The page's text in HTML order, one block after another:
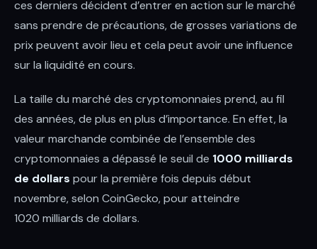
ces derniers décident d’entrer en action sur le marché
sans prendre de précautions, de grosses variations de
prix peuvent avoir lieu et cela peut avoir une influence
sur la liquidité en cours.
La taille du marché des cryptomonnaies prend, au fil
des années, de plus en plus d’importance. En effet, la
valeur marchande combinée de l’ensemble des
cryptomonnaies a dépassé le seuil de 1000 milliards
de dollars pour la première fois depuis début
novembre, selon CoinGecko, pour atteindre
1020 milliards de dollars.